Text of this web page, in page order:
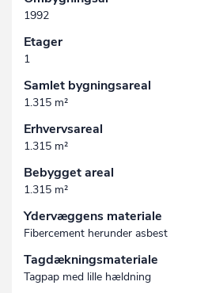
1992
Etager
1
Samlet bygningsareal
1.315 m²
Erhvervsareal
1.315 m²
Bebygget areal
1.315 m²
Ydervæggens materiale
Fibercement herunder asbest
Tagdækningsmateriale
Tagpap med lille hældning